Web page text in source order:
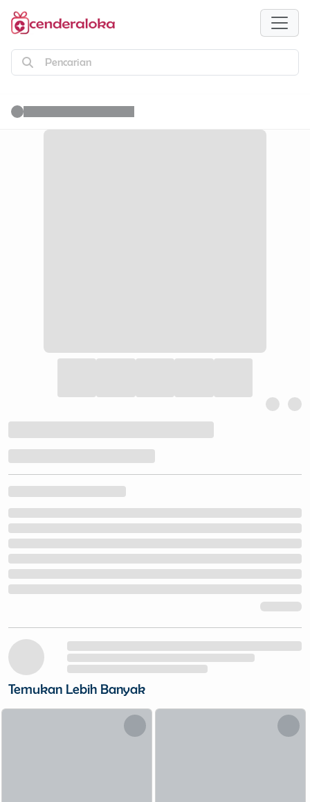
Pencarian
Temukan Lebih Banyak